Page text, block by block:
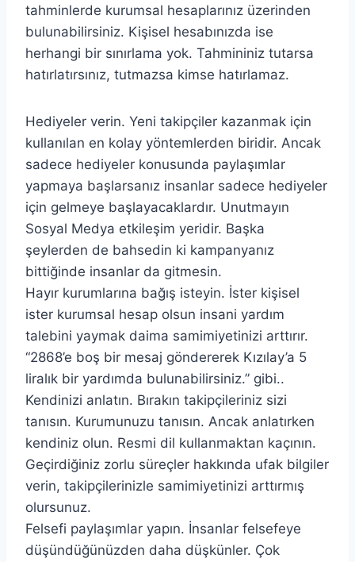
tahminlerde kurumsal hesaplarınız üzerinden
bulunabilirsiniz. Kişisel hesabınızda ise
herhangi bir sınırlama yok. Tahmininiz tutarsa
hatırlatırsınız, tutmazsa kimse hatırlamaz.
Hediyeler verin. Yeni takipçiler kazanmak için
kullanılan en kolay yöntemlerden biridir. Ancak
sadece hediyeler konusunda paylaşımlar
yapmaya başlarsanız insanlar sadece hediyeler
için gelmeye başlayacaklardır. Unutmayın
Sosyal Medya etkileşim yeridir. Başka
şeylerden de bahsedin ki kampanyanız
bittiğinde insanlar da gitmesin.
Hayır kurumlarına bağış isteyin. İster kişisel
ister kurumsal hesap olsun insani yardım
talebini yaymak daima samimiyetinizi arttırır.
“2868’e boş bir mesaj göndererek Kızılay’a 5
liralık bir yardımda bulunabilirsiniz.” gibi..
Kendinizi anlatın. Bırakın takipçileriniz sizi
tanısın. Kurumunuzu tanısın. Ancak anlatırken
kendiniz olun. Resmi dil kullanmaktan kaçının.
Geçirdiğiniz zorlu süreçler hakkında ufak bilgiler
verin, takipçilerinizle samimiyetinizi arttırmış
olursunuz.
Felsefi paylaşımlar yapın. İnsanlar felsefeye
düşündüğünüzden daha düşkünler. Çok